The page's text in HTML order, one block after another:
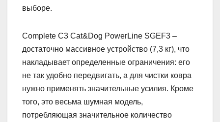
выборе.
Complete C3 Cat&Dog PowerLine SGEF3 –
достаточно массивное устройство (7,3 кг), что
накладывает определенные ограничения: его
не так удобно передвигать, а для чистки ковра
нужно применять значительные усилия. Кроме
того, это весьма шумная модель,
потребляющая значительное количество